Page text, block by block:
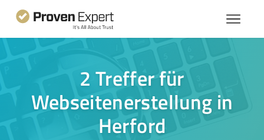
2 Treffer für
Webseitenerstellung in
Herford